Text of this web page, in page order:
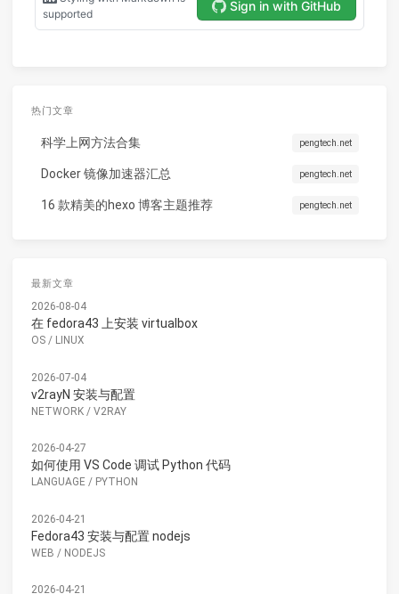
热门文章
科学上网方法合集 pengtech.net
Docker 镜像加速器汇总 pengtech.net
16 款精美的hexo 博客主题推荐 pengtech.net
最新文章
2026-08-04
在 fedora43 上安装 virtualbox
OS / LINUX
2026-07-04
v2rayN 安装与配置
NETWORK / V2RAY
2026-04-27
如何使用 VS Code 调试 Python 代码
LANGUAGE / PYTHON
2026-04-21
Fedora43 安装与配置 nodejs
WEB / NODEJS
2026-04-21